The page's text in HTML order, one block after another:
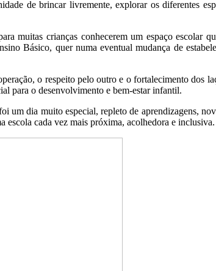
de brincar livremente, explorar os diferentes
muitas crianças conhecerem um espaço escolar
Básico, quer numa eventual mudança de
o respeito pelo outro e o fortalecimento dos
para o desenvolvimento e bem-estar infantil.
um dia muito especial, repleto de aprendizagens,
escola cada vez mais próxima, acolhedora e inclusiva.